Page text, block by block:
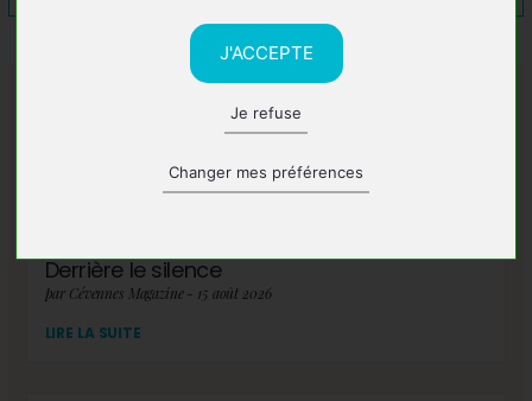
J'ACCEPTE
Je refuse
Changer mes préférences
A lire également
Derrière le silence
par Cévennes Magazine - 15 août 2026
LIRE LA SUITE